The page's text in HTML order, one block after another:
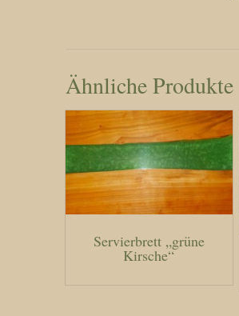
Ähnliche Produkte
Servierbrett „grüne
Kirsche“